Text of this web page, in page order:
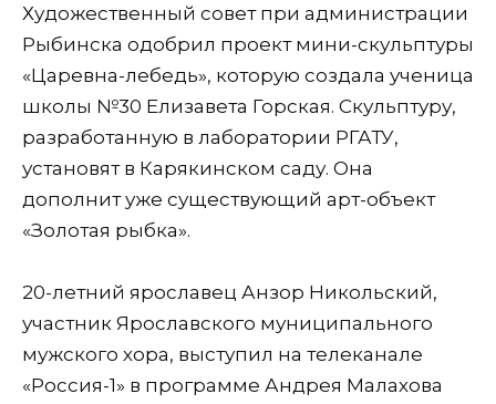
Художественный совет при администрации
Рыбинска одобрил проект мини-скульптуры
«Царевна-лебедь», которую создала ученица
школы №30 Елизавета Горская. Скульптуру,
разработанную в лаборатории РГАТУ,
установят в Карякинском саду. Она
дополнит уже существующий арт-объект
«Золотая рыбка».
20-летний ярославец Анзор Никольский,
участник Ярославского муниципального
мужского хора, выступил на телеканале
«Россия-1» в программе Андрея Малахова